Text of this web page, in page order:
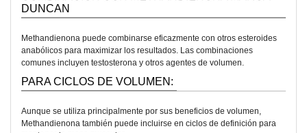
DUNCAN
Methandienona puede combinarse eficazmente con otros esteroides
anabólicos para maximizar los resultados. Las combinaciones
comunes incluyen testosterona y otros agentes de volumen.
PARA CICLOS DE VOLUMEN:
Aunque se utiliza principalmente por sus beneficios de volumen,
Methandienona también puede incluirse en ciclos de definición para